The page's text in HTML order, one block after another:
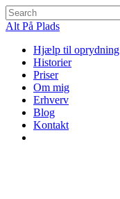
Skip
to
content
Close
Alt På Plads
Menu
Hjælp til oprydning
Historier
Priser
Om mig
Erhverv
Blog
Kontakt